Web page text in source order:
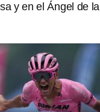
y en el Ángel de la